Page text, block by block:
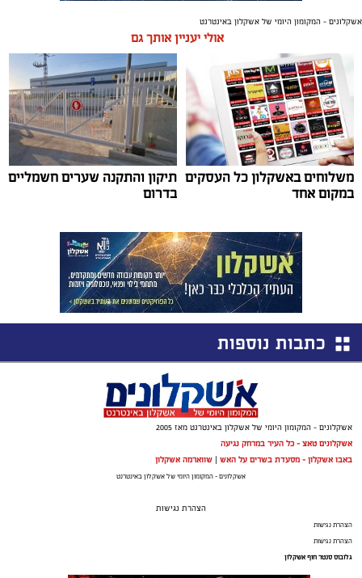
אשקלונים - המקומון היומי של אשקלון באינטרנט
אולי יעניין אותך גם
משלוחים באשקלון כל העסקים
במקום אחד
תיקון והתקנה שערים חשמליים
בדרום
כתבות נוספות
אשקלונים - המקומון היומי של אשקלון באינטרנט מאז 2005
אשקלונים טאצ - כל העיר במרחק נגיעה
באבו אשקלון - מסעדת בשרים על האש | שווארמה אשקלון
אשקלונים - המקומון היומי של אשקלון באינטרנט
הצהרת נגישות
הצהרת נגישות
הצהרת נגישות
גלובוס סנטר חוף אשקלון